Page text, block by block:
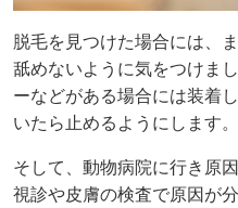
脱毛を見つけた場合には、
舐めないように気をつけま
ーなどがある場合には装着
いたら止めるようにします。
そして、動物病院に行き原
視診や皮膚の検査で原因が